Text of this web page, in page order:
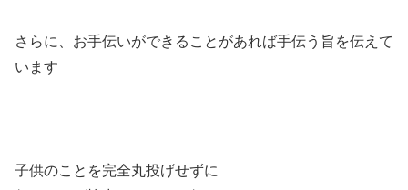
さらに、お手伝いができることがあれば手伝う旨を伝えて
います
子供のことを完全丸投げせずに